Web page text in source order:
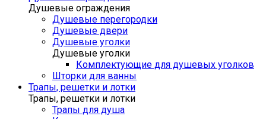
Душевые ограждения
Душевые перегородки
Душевые двери
Душевые уголки
Душевые уголки
Комплектующие для душевых уголков
Шторки для ванны
Трапы, решетки и лотки
Трапы, решетки и лотки
Трапы для душа